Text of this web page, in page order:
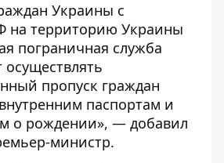
Украины с
на территорию Украины
пограничная служба
пропуск граждан
паспортам и
о рождении», — добавил
министр.